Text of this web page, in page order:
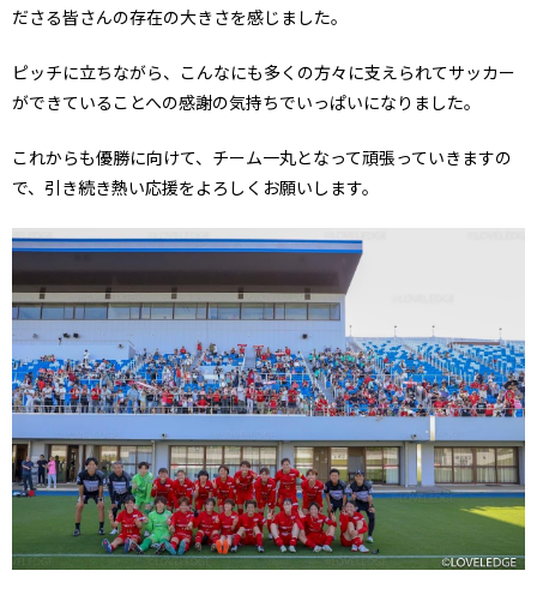
ださる皆さんの存在の大きさを感じました。
ピッチに立ちながら、こんなにも多くの方々に支えられてサッカー
ができていることへの感謝の気持ちでいっぱいになりました。
これからも優勝に向けて、チーム一丸となって頑張っていきますの
で、引き続き熱い応援をよろしくお願いします。